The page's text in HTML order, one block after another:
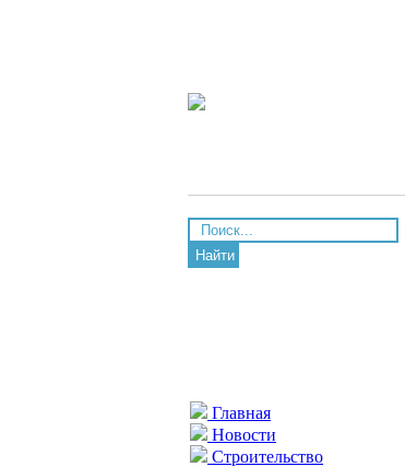
Найти
Главная
Новости
Строительство